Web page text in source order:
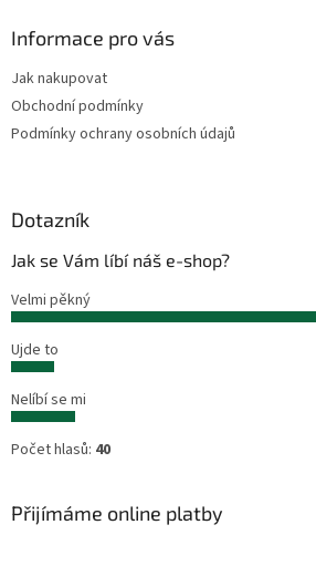
Informace pro vás
Jak nakupovat
Obchodní podmínky
Podmínky ochrany osobních údajů
Dotazník
Jak se Vám líbí náš e-shop?
Velmi pěkný
Ujde to
Nelíbí se mi
Počet hlasů: 40
Přijímáme online platby